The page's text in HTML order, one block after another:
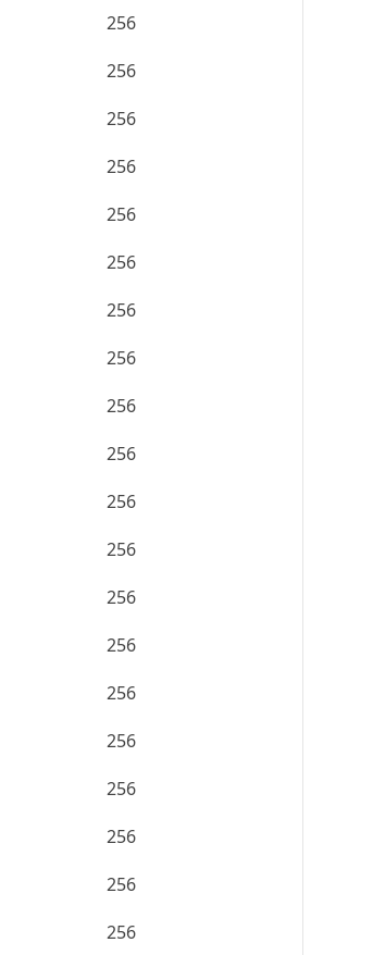
256
256
256
256
256
256
256
256
256
256
256
256
256
256
256
256
256
256
256
256